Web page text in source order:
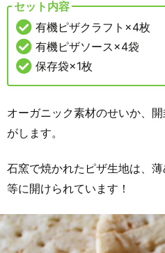
セット内容
有機ピザクラフト×4枚
有機ピザソース×4袋
保存袋×1枚
オーガニック素材のせいか、
がします。
石窯で焼かれたピザ生地は、
等に開けられています！